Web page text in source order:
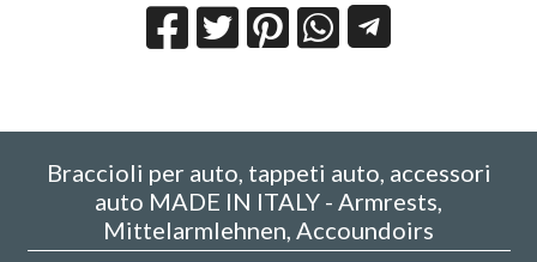
Braccioli per auto, tappeti auto, accessori
auto MADE IN ITALY - Armrests,
Mittelarmlehnen, Accoundoirs